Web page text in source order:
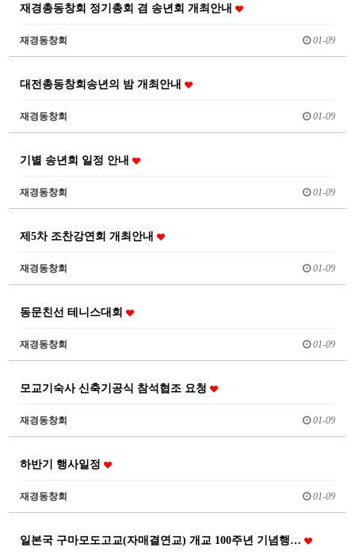
재경총동창회 정기총회 겸 송년회 개최안내
재경동창회 01-09
대전총동창회송년의 밤 개최안내
재경동창회 01-09
기별 송년회 일정 안내
재경동창회 01-09
제5차 조찬강연회 개최안내
재경동창회 01-09
동문친선 테니스대회
재경동창회 01-09
모교기숙사 신축기공식 참석협조 요청
재경동창회 01-09
하반기 행사일정
재경동창회 01-09
일본국 구마모도고교(자매결연교) 개교 100주년 기념행…